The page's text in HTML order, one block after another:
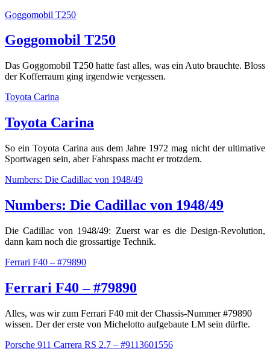
Goggomobil T250
Goggomobil T250
Das Goggomobil T250 hatte fast alles, was ein Auto brauchte. Bloss
der Kofferraum ging irgendwie vergessen.
Toyota Carina
Toyota Carina
So ein Toyota Carina aus dem Jahre 1972 mag nicht der ultimative
Sportwagen sein, aber Fahrspass macht er trotzdem.
Numbers: Die Cadillac von 1948/49
Numbers: Die Cadillac von 1948/49
Die Cadillac von 1948/49: Zuerst war es die Design-Revolution,
dann kam noch die grossartige Technik.
Ferrari F40 – #79890
Ferrari F40 – #79890
Alles, was wir zum Ferrari F40 mit der Chassis-Nummer #79890
wissen. Der der erste von Michelotto aufgebaute LM sein dürfte.
Porsche 911 Carrera RS 2.7 – #9113601556